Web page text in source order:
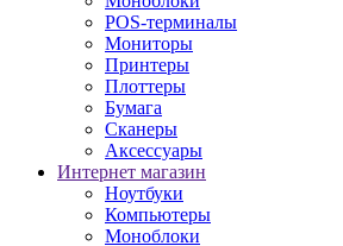
POS-терминалы
Мониторы
Принтеры
Плоттеры
Бумага
Сканеры
Аксессуары
Интернет магазин
Ноутбуки
Компьютеры
Моноблоки